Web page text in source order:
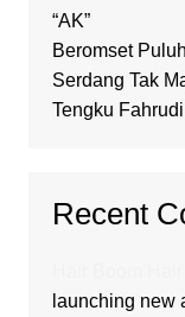
“AK”
Beromset
Serdang Tak
Tengku
Recent
launching new